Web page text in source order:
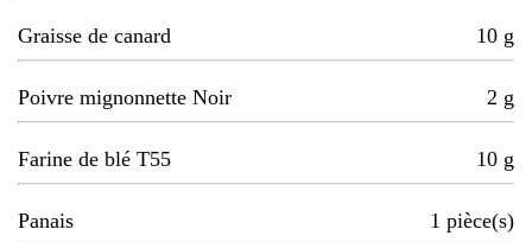
Graisse de canard 10 g
Poivre mignonnette Noir 2 g
Farine de blé T55 10 g
Panais 1 pièce(s)